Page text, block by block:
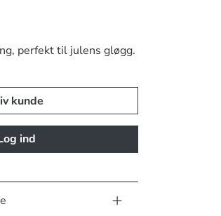
perfekt til julens gløgg.
kunde
ind